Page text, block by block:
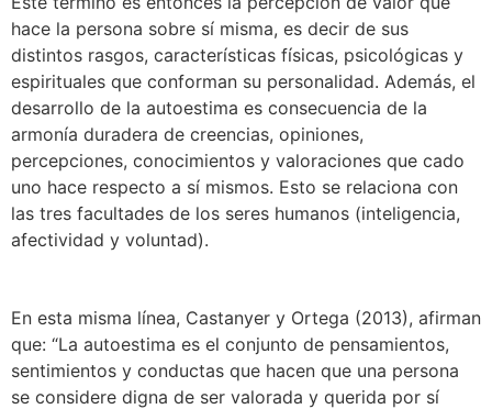
hace la persona sobre sí misma, es decir de sus
distintos rasgos, características físicas, psicológicas y
espirituales que conforman su personalidad. Además, el
desarrollo de la autoestima es consecuencia de la
armonía duradera de creencias, opiniones,
percepciones, conocimientos y valoraciones que cado
uno hace respecto a sí mismos. Esto se relaciona con
las tres facultades de los seres humanos (inteligencia,
afectividad y voluntad).
En esta misma línea, Castanyer y Ortega (2013), afirman
que: “La autoestima es el conjunto de pensamientos,
sentimientos y conductas que hacen que una persona
se considere digna de ser valorada y querida por sí